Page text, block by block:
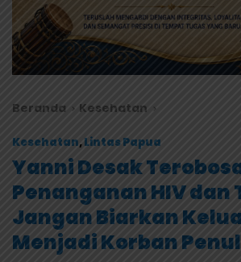
Beranda Kesehatan
Kesehatan,Lintas Papua
Yanni Desak
Penanganan HIV dan
Jangan Biarkan
Menjadi Korban